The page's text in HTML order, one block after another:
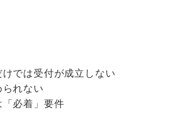
では受付が成立しない
れない
必着」要件